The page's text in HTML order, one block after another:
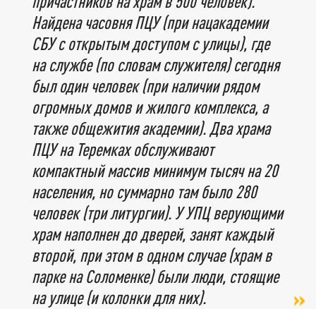
Найдена часовня ПЦУ (при нацакадемии
СБУ с открытым доступом с улицы), где
на службе (по словам служителя) сегодня
был один человек (при наличии рядом
огромных домов и жилого комплекса, а
также общежития академии). Два храма
ПЦУ на Теремках обслуживают
компактный массив минимум тысяч на 20
населения, но суммарно там было 280
человек (три литургии). У УПЦ верующими
храм наполнен до дверей, занят каждый
второй, при этом в одном случае (храм в
парке на Соломенке) были люди, стоящие
на улице (и колонки для них).